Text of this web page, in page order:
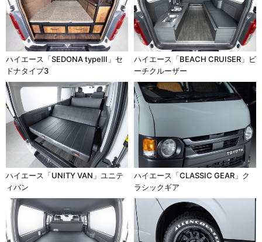
ハイエース「SEDONA typeⅢ」セ
ドナタイプ3
ハイエース「BEACH CRUISER」ビ
ーチクルーザー
ハイエース「UNITY VAN」ユニテ
ィバン
ハイエース「CLASSIC GEAR」ク
ラシックギア